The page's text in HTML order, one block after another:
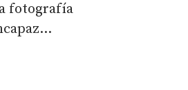
fotografía